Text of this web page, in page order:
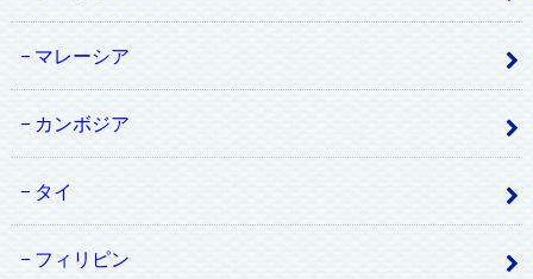
マレーシア
カンボジア
タイ
フィリピン